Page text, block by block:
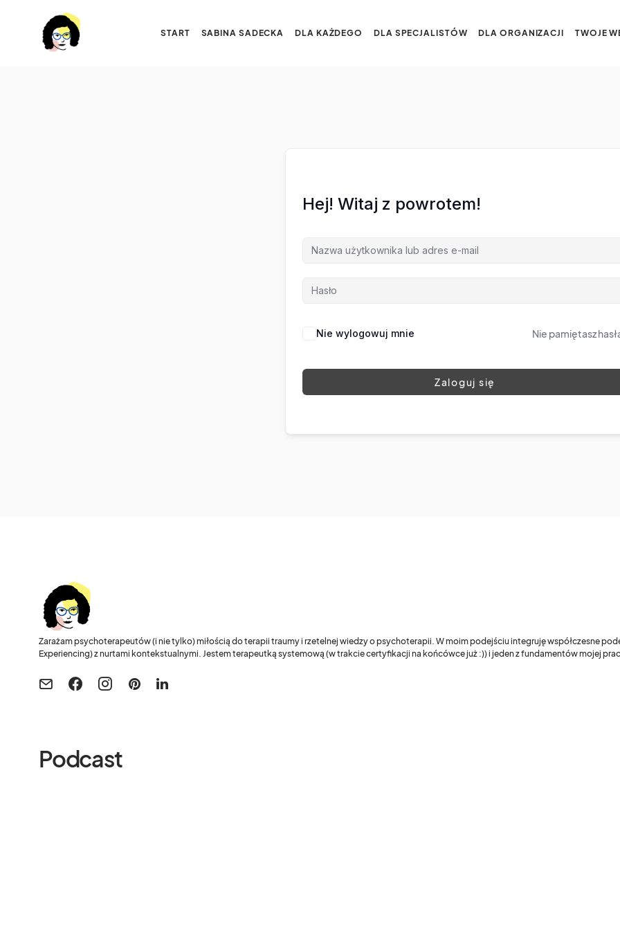
START SABINA SADECKA DLA KAŻDEGO DLA SPECJALISTÓW DLA ORGANIZACJI TWOJE
Hej! Witaj z powrotem!
Nie wylogowuj mnie Nie pamiętasz
Zaloguj się
Zarażam psychoterapeutów (i nie tylko) miłością do terapii traumy i rzetelnej wiedzy o psychoterapii. W moim podejściu integruję współczesne
Experiencing) z nurtami kontekstualnymi. Jestem terapeutką systemową (w trakcie certyfikacji na końcówce już :)) i jeden z fundamentów mojej
Podcast